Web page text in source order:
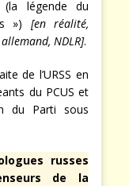
légende du
») [en réalité,
NDLR].
de l’URSS en
du PCUS et
du Parti sous
russes
de la